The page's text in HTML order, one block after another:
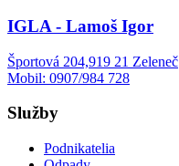
IGLA - Lamoš Igor
Športová 204,919 21 Zeleneč
Mobil: 0907/984 728
Služby
Podnikatelia